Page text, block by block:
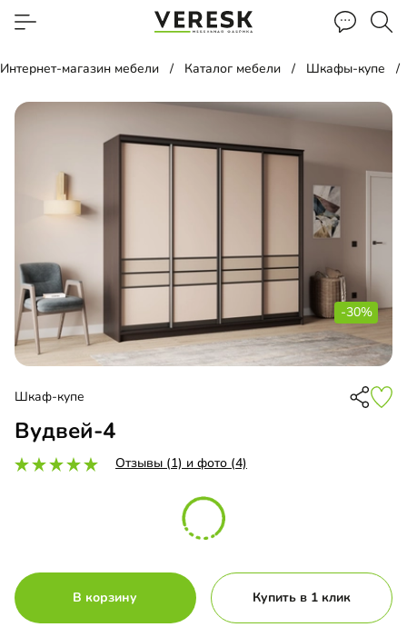
Интернет-магазин мебели Каталог мебели Шкафы-купе
-30%
Шкаф-купе
Вудвей-4
Отзывы (1) и фото (4)
В корзину Купить в 1 клик